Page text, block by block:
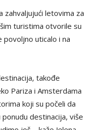
zahvaljujući letovima za
turistima otvorile su
uticalo i na
takođe
Pariza i Amsterdama
koji su počeli da
destinacija, više